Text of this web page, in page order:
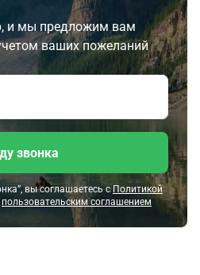
и мы предложим вам
ваших пожеланий
звонка
вы соглашаетесь с Политикой
пользовательским соглашением